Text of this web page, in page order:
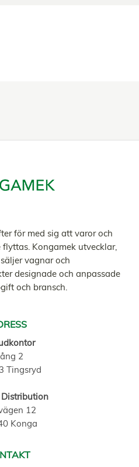
för med sig att varor och
Kongamek utvecklar,
vagnar och
designade och anpassade
och bransch.
2
Tingsryd
Distribution
12
Konga